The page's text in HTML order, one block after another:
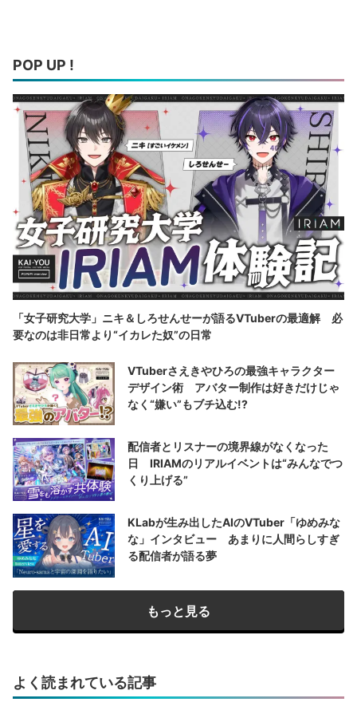
POP UP !
「女子研究大学」ニキ＆しろせんせーが語るVTuberの最適解 必
要なのは非日常より“イカレた奴”の日常
VTuberさえきやひろの最強キャラクター
デザイン術 アバター制作は好きだけじゃ
なく“嫌い”もブチ込む!?
配信者とリスナーの境界線がなくなった
日 IRIAMのリアルイベントは“みんなでつ
くり上げる”
KLabが生み出したAIのVTuber「ゆめみな
な」インタビュー あまりに人間らしすぎ
る配信者が語る夢
もっと見る
よく読まれている記事